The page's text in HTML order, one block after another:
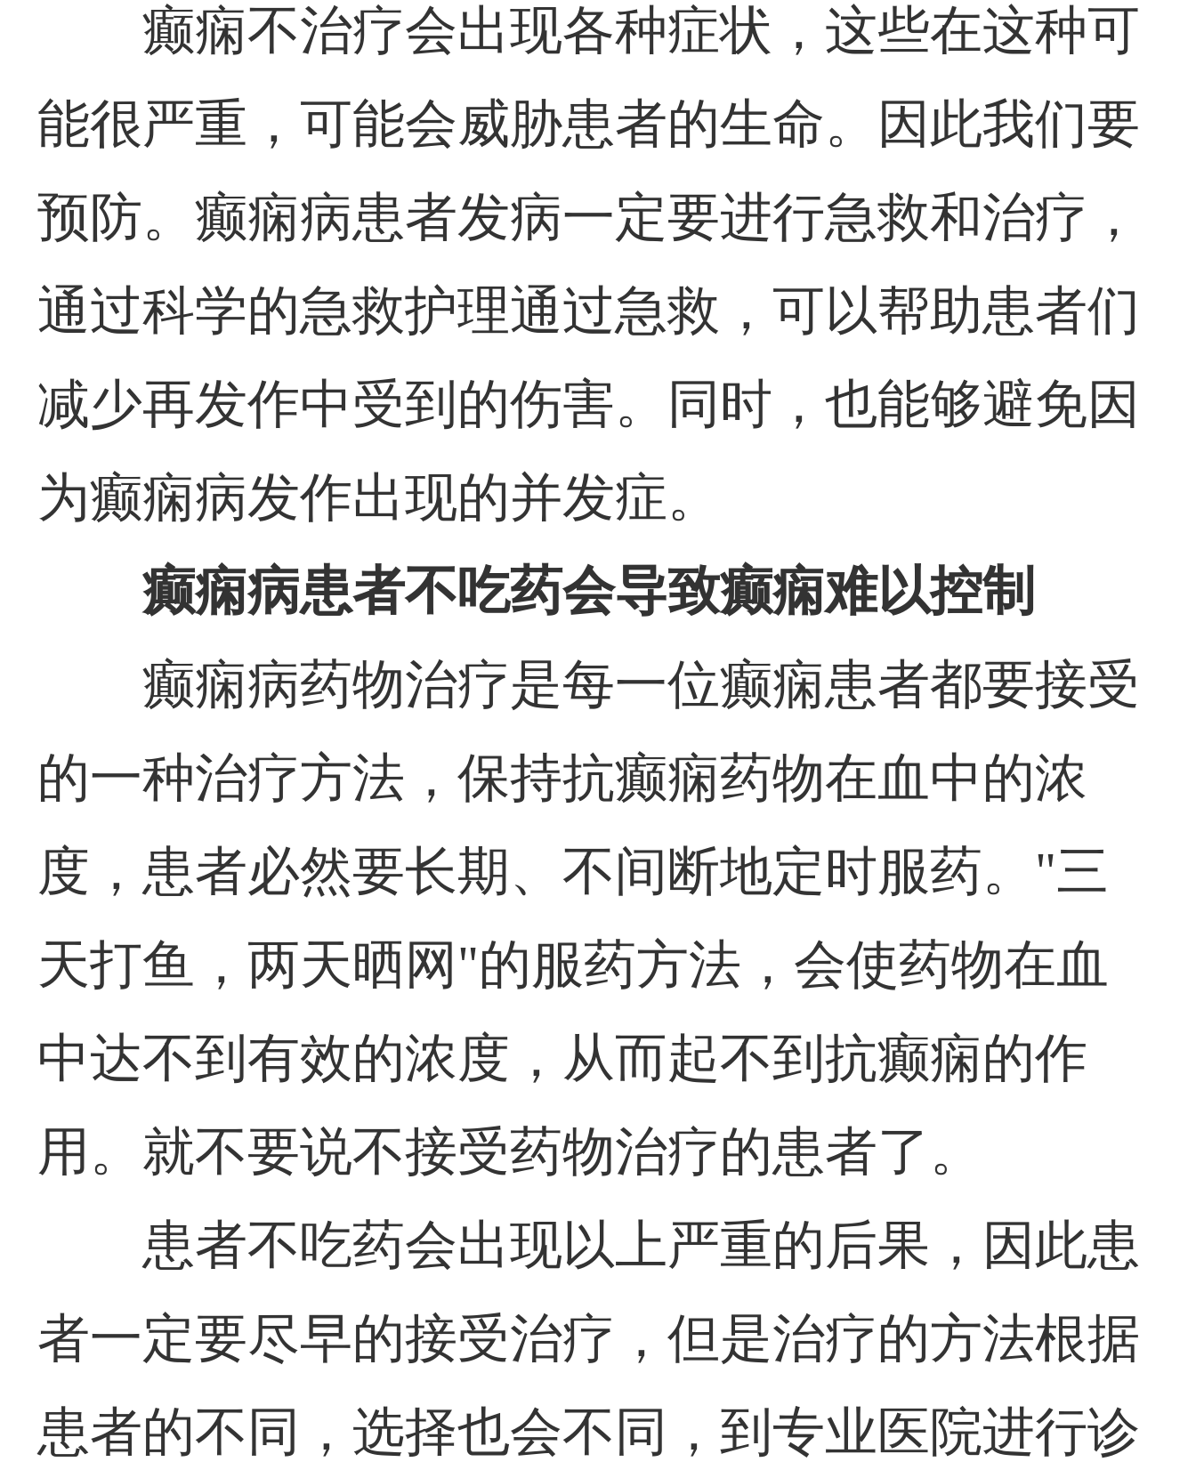
癫痫不治疗会出现各种症状，这些在这种可
能很严重，可能会威胁患者的生命。因此我们要
预防。癫痫病患者发病一定要进行急救和治疗，
通过科学的急救护理通过急救，可以帮助患者们
减少再发作中受到的伤害。同时，也能够避免因
为癫痫病发作出现的并发症。
癫痫病患者不吃药会导致癫痫难以控制
癫痫病药物治疗是每一位癫痫患者都要接受
的一种治疗方法，保持抗癫痫药物在血中的浓
度，患者必然要长期、不间断地定时服药。"三
天打鱼，两天晒网"的服药方法，会使药物在血
中达不到有效的浓度，从而起不到抗癫痫的作
用。就不要说不接受药物治疗的患者了。
患者不吃药会出现以上严重的后果，因此患
者一定要尽早的接受治疗，但是治疗的方法根据
患者的不同，选择也会不同，到专业医院进行诊